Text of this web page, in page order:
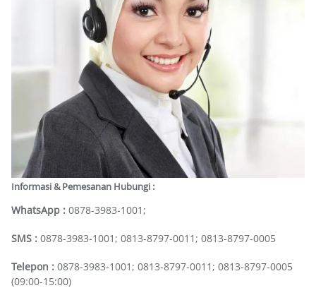
Informasi & Pemesanan Hubungi :
WhatsApp : 0878-3983-1001;
SMS : 0878-3983-1001; 0813-8797-0011; 0813-8797-0005
Telepon : 0878-3983-1001; 0813-8797-0011; 0813-8797-0005
(09:00-15:00)